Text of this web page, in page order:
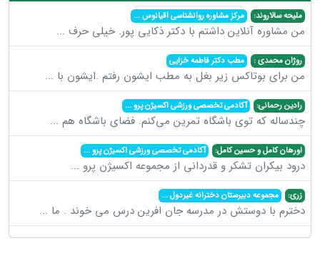
ملیحه سالاروند: مرکز مشاوره روانشناسی اقیانوس...
من مشاوره آنلاین داشتم با دکتر ذکایی پور. خیلی حرف ...
روژان محمدی : مطب دکتر فاطمه خزایی
من برای بوتاکس زیر بغل به مطب ایشون رفتم .ایشون با ...
رادین رحمانی: آکادمی تخصصی ورزشی اکسیژن پرو...
چندساله که توی باشگاه تمرین می‌کنم. فضای باشگاه هم ...
اورهان کامل و حسین کامل: آکادمی تخصصی ورزشی اکسیژن پرو...
درود بیکران تشکر و قدردانی از مجموعه اکسیژن پرو ...
زری: مجموعه دبیرستان دخترانه غیردول...
دخترم با دوستش در مدرسه جان افرین درس می خوند . ما ...